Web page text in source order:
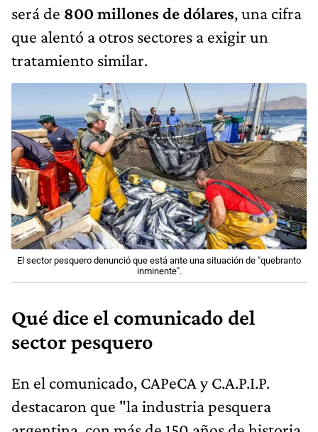
será de 800 millones de dólares, una cifra
que alentó a otros sectores a exigir un
tratamiento similar.
El sector pesquero denunció que está ante una situación de "quebranto
inminente".
Qué dice el comunicado del
sector pesquero
En el comunicado, CAPeCA y C.A.P.I.P.
destacaron que "la industria pesquera